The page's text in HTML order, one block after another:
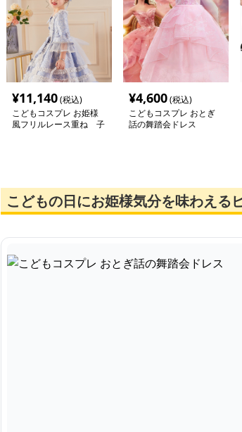
¥11,140(税込)
こどもコスプレ お姫様
風フリルレース重ね 子
¥4,600(税込)
こどもコスプレ おとぎ
話の舞踏会ドレス
こどもの日にお姫様気分を味わえる